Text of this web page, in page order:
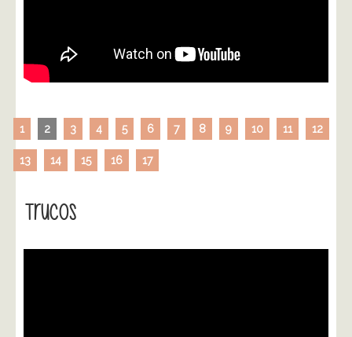
1 2 3 4 5 6 7 8 9 10 11 12
13 14 15 16 17
Trucos